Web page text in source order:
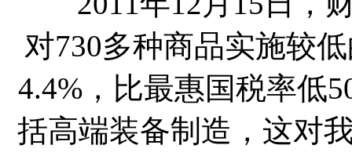
对730多种商品实施较
4.4%，比最惠国税率低
括高端装备制造，这对